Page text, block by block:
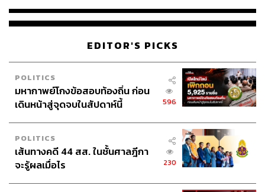
EDITOR'S PICKS
POLITICS
มหากาพย์โกงข้อสอบท้องถิ่น ก่อน
เดินหน้าสู่จุดจบในสัปดาห์นี้
596
POLITICS
เส้นทางคดี 44 สส. ในชั้นศาลฎีกา
จะรู้ผลเมื่อไร
230